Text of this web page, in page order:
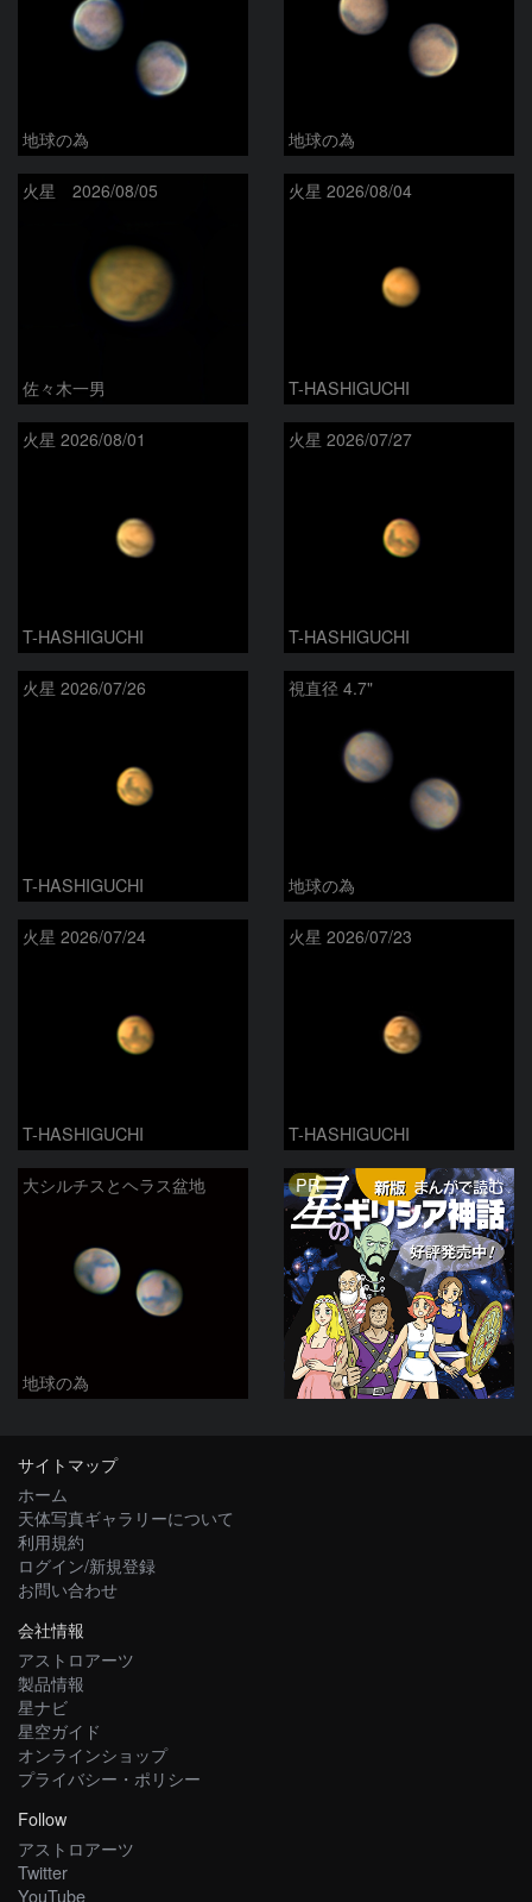
地球の為 地球の為
火星 2026/08/05
佐々木一男
火星 2026/08/04
T-HASHIGUCHI
火星 2026/08/01
T-HASHIGUCHI
火星 2026/07/27
T-HASHIGUCHI
火星 2026/07/26
T-HASHIGUCHI
視直径 4.7"
地球の為
火星 2026/07/24
T-HASHIGUCHI
火星 2026/07/23
T-HASHIGUCHI
大シルチスとヘラス盆地
地球の為
PR
サイトマップ
ホーム
天体写真ギャラリーについて
利用規約
ログイン/新規登録
お問い合わせ
会社情報
アストロアーツ
製品情報
星ナビ
星空ガイド
オンラインショップ
プライバシー・ポリシー
Follow
アストロアーツ
Twitter
YouTube